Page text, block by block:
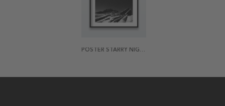
POSTER STARRY NIGHT